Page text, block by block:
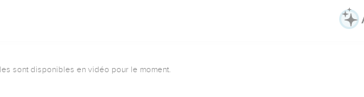
sont disponibles en vidéo pour le moment.